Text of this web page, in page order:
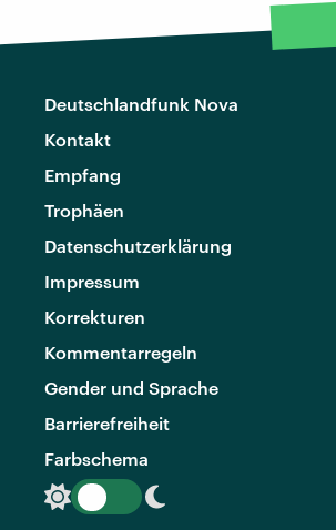
Deutschlandfunk Nova
Kontakt
Empfang
Trophäen
Datenschutzerklärung
Impressum
Korrekturen
Kommentarregeln
Gender und Sprache
Barrierefreiheit
Farbschema